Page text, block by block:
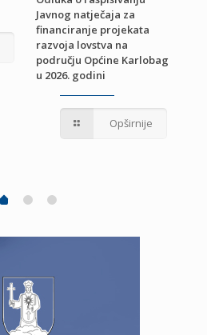
Javnog natječaja za
financiranje projekata
razvoja lovstva na
području Općine Karlobag
u 2026. godini
Opširnije